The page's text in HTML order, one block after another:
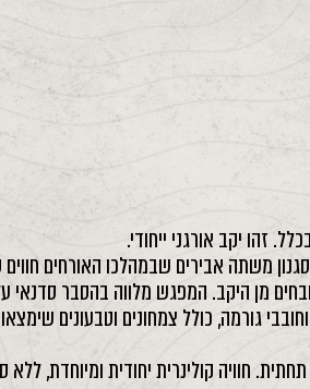
זהו יקב אורגני ייחודי.
משתה אבירים שבמהלכו האורחים חווים
מן היקב. המפגש מלווה בהסבר סדנאי
גורמה, כולל צמחונים וטבעונים
חוויה קולינרית יחודית ומיוחדת, ללא